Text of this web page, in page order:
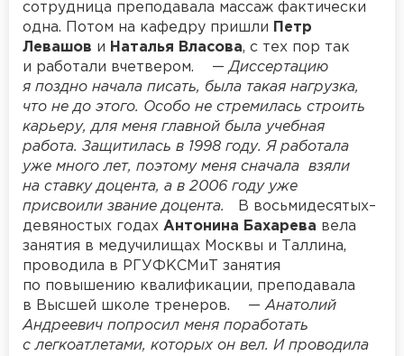
сотрудница преподавала массаж фактически
одна. Потом на кафедру пришли
Петр
Левашов и Наталья Власова, с тех пор так
и работали вчетвером. —Диссертацию
я поздно начала писать, была такая нагрузка,
что не до этого. Особо не стремилась строить
карьеру, для меня главной была учебная
работа. Защитилась в 1998 году. Я работала
уже много лет, поэтому меня сначала взяли
на ставку доцента, а в 2006 году уже
присвоили звание доцента.
В восьмидесятых–
девяностых годах Антонина Бахарева вела
занятия в медучилищах Москвы и Таллина,
проводила в РГУФКСМиТ занятия
по повышению квалификации, преподавала
в Высшей школе тренеров. —Анатолий
Андреевич попросил меня поработать
с легкоатлетами, которых он вел. И проводила